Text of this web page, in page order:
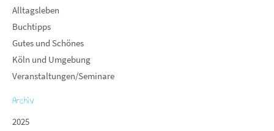
Alltagsleben
Buchtipps
Gutes und Schönes
Köln und Umgebung
Veranstaltungen/Seminare
Archiv
2025